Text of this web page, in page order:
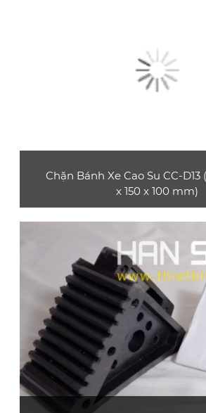
Chặn Bánh Xe Cao Su CC-D13
x 150 x 100 mm)
thường được sử dụng ở các bãi
phù hợp với xe ô tô con,
XEM CHI TIẾT